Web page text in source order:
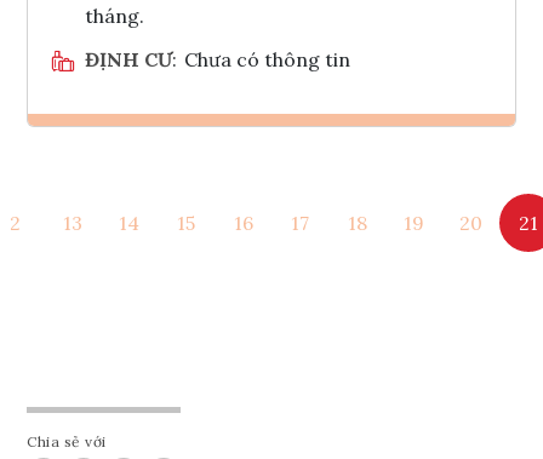
tháng.
ĐỊNH CƯ: Chưa có thông tin
Tham vấn Interlink
2 13 14 15 16 17 18 19 20 21
Chia sẻ với